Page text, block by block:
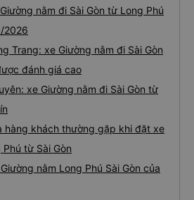
nằm đi Sài Gòn từ Long Phú
2026
Trang: xe Giường nằm đi Sài Gòn
đánh giá cao
xe Giường nằm đi Sài Gòn từ
hàng khách thường gặp khi đặt xe
từ Sài Gòn
nằm Long Phú Sài Gòn của